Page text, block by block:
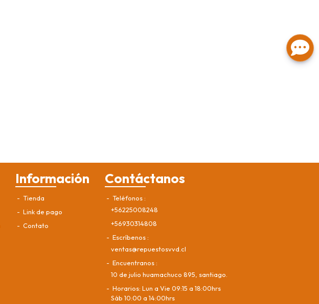
Información
Tienda
Link de pago
Contato
Contáctanos
Teléfonos
+56225008248
+56930314808
Escríbenos
ventas@repuestosvvd.cl
Encuentranos
10 de julio huamachuco 895, santiago.
Horarios: Lun a Vie 09:15 a 18:00hrs
Sáb 10:00 a 14:00hrs